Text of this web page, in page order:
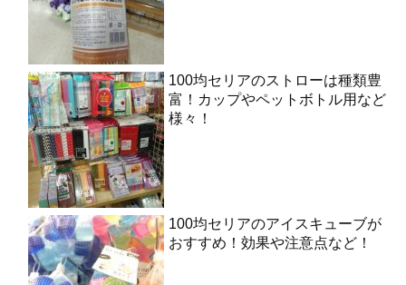
100均セリアのストローは種類豊
富！カップやペットボトル用など
様々！
100均セリアのアイスキューブが
おすすめ！効果や注意点など！